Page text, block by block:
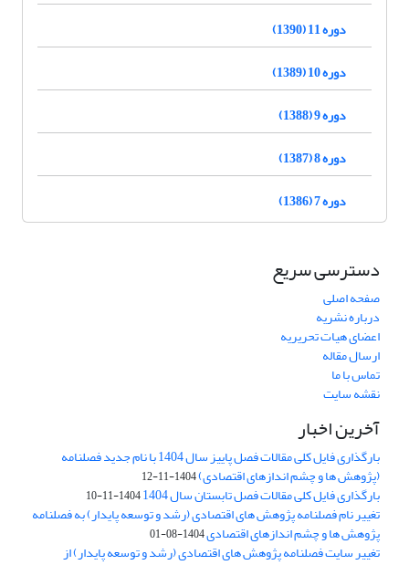
دوره 11 (1390)
دوره 10 (1389)
دوره 9 (1388)
دوره 8 (1387)
دوره 7 (1386)
دسترسی سریع
صفحه اصلی
درباره نشریه
اعضای هیات تحریریه
ارسال مقاله
تماس با ما
نقشه سایت
آخرین اخبار
بارگذاری فایل کلی مقالات فصل پاییز سال 1404 با نام جدید فصلنامه
(پژوهش ها و چشم اندازهای اقتصادی)1404-11-12
بارگذاری فایل کلی مقالات فصل تابستان سال 1404 1404-11-10
تغییر نام فصلنامه پژوهش های اقتصادی (رشد و توسعه پایدار) به فصلنامه
پژوهش ها و چشم اندازهای اقتصادی1404-08-01
تغییر سایت فصلنامه پژوهش های اقتصادی (رشد و توسعه پایدار) از